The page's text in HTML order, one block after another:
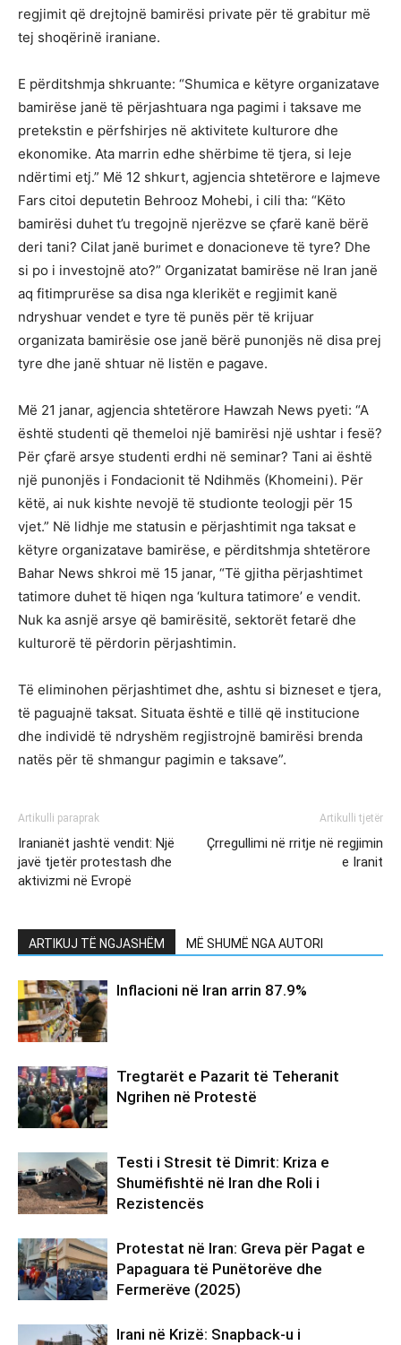
regjimit që drejtojnë bamirësi private për të grabitur më
tej shoqërinë iraniane.
E përditshmja shkruante: “Shumica e këtyre organizatave
bamirëse janë të përjashtuara nga pagimi i taksave me
pretekstin e përfshirjes në aktivitete kulturore dhe
ekonomike. Ata marrin edhe shërbime të tjera, si leje
ndërtimi etj.” Më 12 shkurt, agjencia shtetërore e lajmeve
Fars citoi deputetin Behrooz Mohebi, i cili tha: “Këto
bamirësi duhet t’u tregojnë njerëzve se çfarë kanë bërë
deri tani? Cilat janë burimet e donacioneve të tyre? Dhe
si po i investojnë ato?” Organizatat bamirëse në Iran janë
aq fitimprurëse sa disa nga klerikët e regjimit kanë
ndryshuar vendet e tyre të punës për të krijuar
organizata bamirësie ose janë bërë punonjës në disa prej
tyre dhe janë shtuar në listën e pagave.
Më 21 janar, agjencia shtetërore Hawzah News pyeti: “A
është studenti që themeloi një bamirësi një ushtar i fesë?
Për çfarë arsye studenti erdhi në seminar? Tani ai është
një punonjës i Fondacionit të Ndihmës (Khomeini). Për
këtë, ai nuk kishte nevojë të studionte teologji për 15
vjet.” Në lidhje me statusin e përjashtimit nga taksat e
këtyre organizatave bamirëse, e përditshmja shtetërore
Bahar News shkroi më 15 janar, “Të gjitha përjashtimet
tatimore duhet të hiqen nga ‘kultura tatimore’ e vendit.
Nuk ka asnjë arsye që bamirësitë, sektorët fetarë dhe
kulturorë të përdorin përjashtimin.
Të eliminohen përjashtimet dhe, ashtu si bizneset e tjera,
të paguajnë taksat. Situata është e tillë që institucione
dhe individë të ndryshëm regjistrojnë bamirësi brenda
natës për të shmangur pagimin e taksave”.
Artikulli paraprak
Iranianët jashtë vendit: Një
javë tjetër protestash dhe
aktivizmi në Evropë
Artikulli tjetër
Çrregullimi në rritje në regjimin
e Iranit
ARTIKUJ TË NGJASHËM MË SHUMË NGA AUTORI
Inflacioni në Iran arrin 87.9%
Tregtarët e Pazarit të Teheranit
Ngrihen në Protestë
Testi i Stresit të Dimrit: Kriza e
Shumëfishtë në Iran dhe Roli i
Rezistencës
Protestat në Iran: Greva për Pagat e
Papaguara të Punëtorëve dhe
Fermerëve (2025)
Irani në Krizë: Snapback-u i